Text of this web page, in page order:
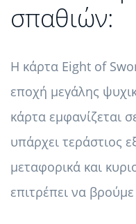
σπαθιών:
Η κάρτα Eight of
εποχή μεγάλης
κάρτα εμφανίζεται
υπάρχει τεράστιος
μεταφορικά και
επιτρέπει να